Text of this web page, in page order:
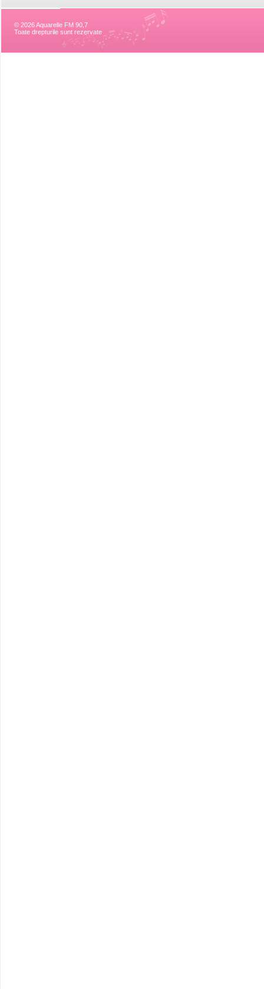
© 2026 Aquarelle FM 90,7
Toate drepturile sunt rezervate